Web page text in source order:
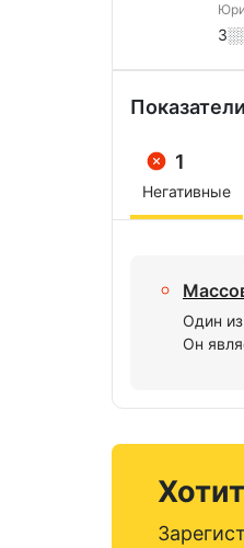
1
Негативные
Один
Он